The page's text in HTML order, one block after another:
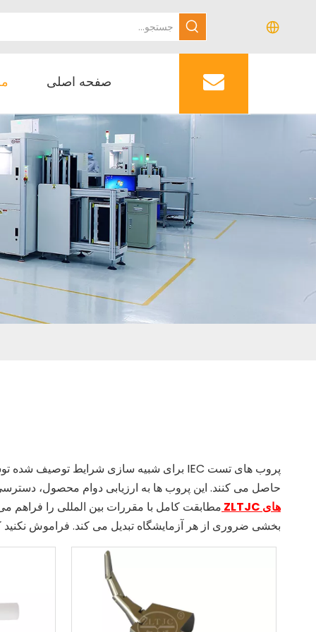
صفحه اصلی
حاصل می کنند. این پروب ها به ارزیابی دوام محصول،
های ZLTJC
بخشی ضروری از هر آزمایشگاه تبدیل می کند. فراموش نکنید